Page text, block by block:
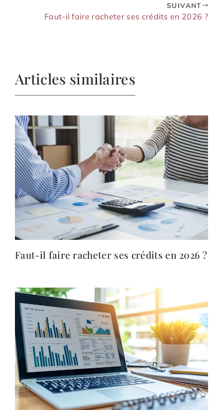
SUIVANT
Faut-il faire racheter ses crédits en 2026 ?
Articles similaires
Faut-il faire racheter ses crédits en 2026 ?